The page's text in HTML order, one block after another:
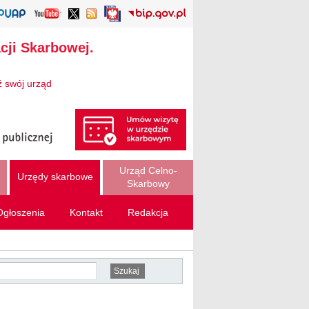
Skarbowej.
swój urząd
Urzędy skarbowe
Urząd Celno-
Skarbowy
Kontakt Redakcja